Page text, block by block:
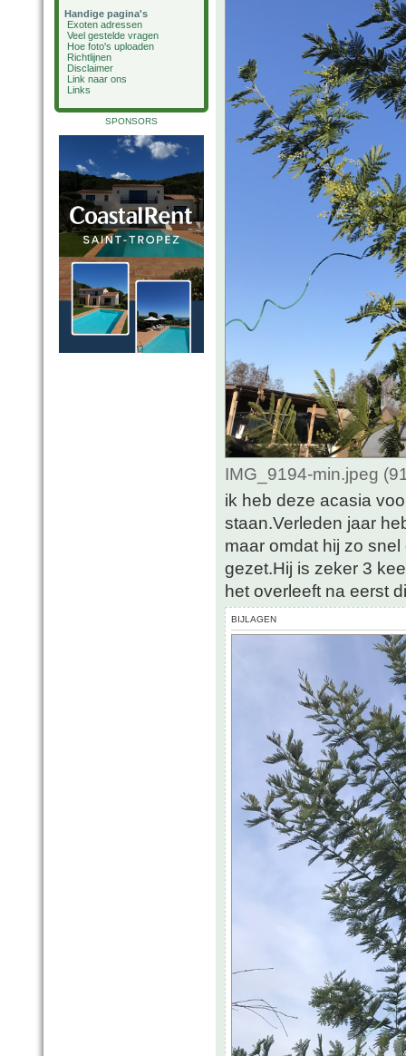
Handige pagina's
Exoten adressen
Veel gestelde vragen
Hoe foto's uploaden
Richtlijnen
Disclaimer
Link naar ons
Links
SPONSORS
IMG_9194-min.jpeg
ik heb deze acasia
staan.Verleden jaar
maar omdat hij zo
gezet.Hij is zeker 3
het overleeft na eerst
BIJLAGEN